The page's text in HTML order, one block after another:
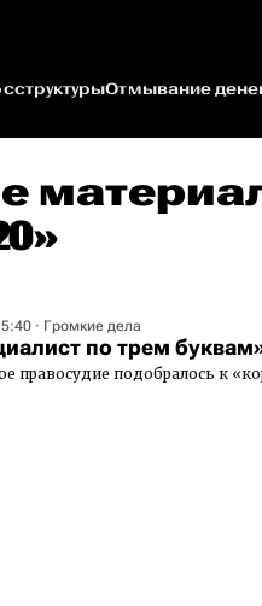
Отмывание
· Громкие дела
по трем
правосудие подобралось к